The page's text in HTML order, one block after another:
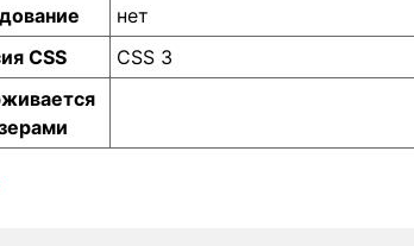
нет
CSS
CSS 3